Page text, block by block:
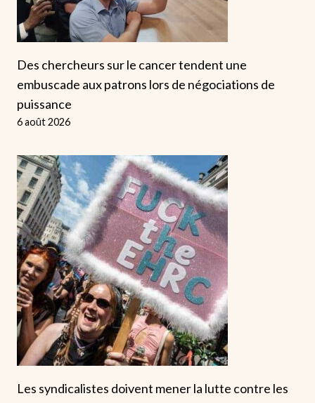
Des chercheurs sur le cancer tendent une
embuscade aux patrons lors de négociations de
puissance
6 août 2026
Les syndicalistes doivent mener la lutte contre les